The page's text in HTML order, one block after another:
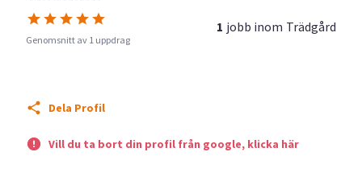
Genomsnitt av 1 uppdrag
1 jobb inom Trädgård
Dela Profil
Vill du ta bort din profil från google, klicka här